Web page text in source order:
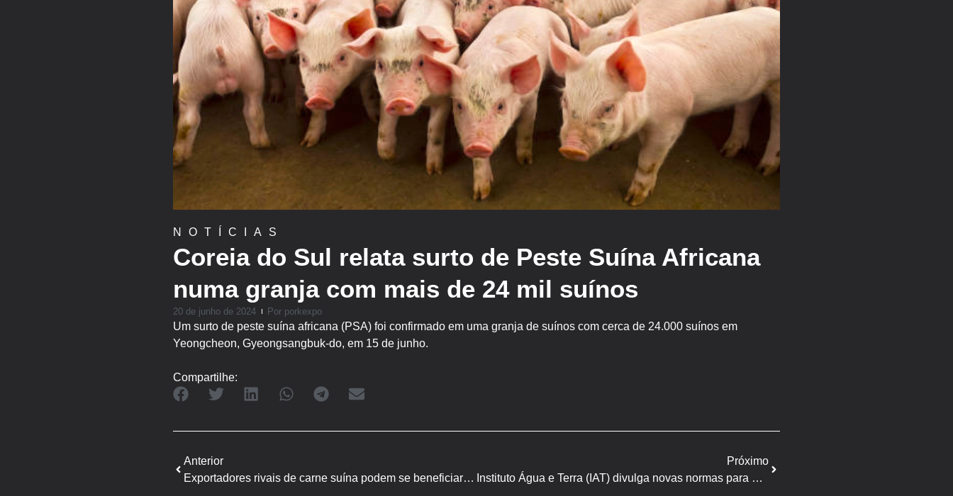
NOTÍCIAS
Coreia do Sul relata surto de Peste Suína Africana
numa granja com mais de 24 mil suínos
20 de junho de 2024 Por porkexpo
Um surto de peste suína africana (PSA) foi confirmado em uma granja de suínos com cerca de 24.000 suínos em
Yeongcheon, Gyeongsangbuk-do, em 15 de junho.
Compartilhe:
Anterior
Exportadores rivais de carne suína podem se beneficiar das tensões entre China e UE
Próximo
Instituto Água e Terra (IAT) divulga novas normas para a suinocultura no Paraná